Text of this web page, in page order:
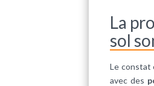
La
sol
Le constat
avec des